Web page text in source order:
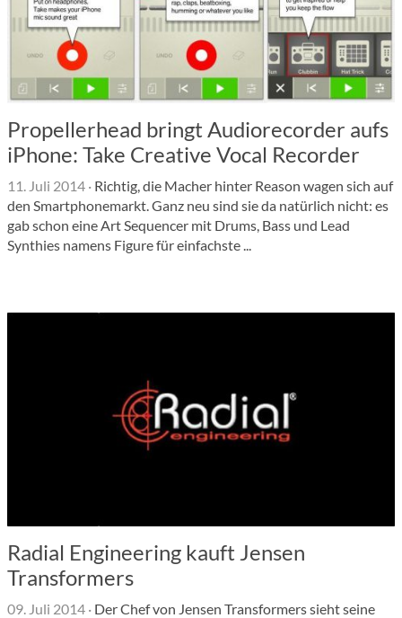
Propellerhead bringt Audiorecorder aufs
iPhone: Take Creative Vocal Recorder
11. Juli 2014 · Richtig, die Macher hinter Reason wagen sich auf
den Smartphonemarkt. Ganz neu sind sie da natürlich nicht: es
gab schon eine Art Sequencer mit Drums, Bass und Lead
Synthies namens Figure für einfachste ...
Radial Engineering kauft Jensen
Transformers
09. Juli 2014 · Der Chef von Jensen Transformers sieht seine